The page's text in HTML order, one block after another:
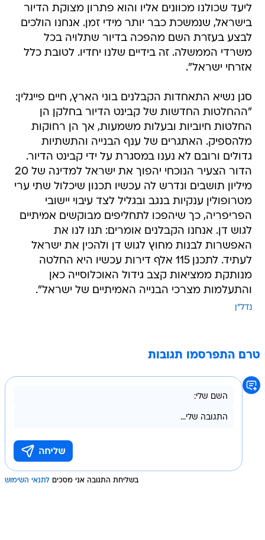
ליעד שכולנו מכוונים אליו והוא פתרון מצוקת הדיור
בישראל, שנמשכת כבר יותר מידי זמן. אנחנו הולכים
לבצע בעזרת השם מהפכה בדיור שתלויה בכל
משרדי הממשלה. זה בידיים שלנו יחדיו. לטובת כלל
אזרחי ישראל".
סגן נשיא התאחדות הקבלנים בוני הארץ, חיים פייגלין:
"ההחלטות החדשות של קבינט הדיור בחלקן הן
החלטות חיוביות ובעלות משמעות, אך הן רחוקות
מלהספיק. האתגרים של ענף הבנייה והתשתיות
גדולים ורובם לא נענו במסגרת על ידי קבינט הדיור.
הדור הצעיר הנוכחי יהפוך את ישראל למדינה של 20
מיליון תושבים ונדרש לה עכשיו תכנון שיכלול שתי ערי
מטרופולין ענקיות בנגב ובגליל לצד עיבוי יישובי
הפריפריה, כך שיהפכו לתחליפים מבוקשים אמיתיים
לגוש דן. אנחנו הקבלנים אומרים: תנו לנו את
האפשרות לבנות מחוץ לגוש דן ולהכין את ישראל
לעתיד. לתכנן 115 אלף דירות עכשיו היא החלטה
מנותקת ממציאות קצב גידול האוכלוסייה כאן
והתעלמות מצרכי הבנייה האמיתיים של ישראל".
נדל"ן
טרם התפרסמו תגובות
בשליחת התגובה אני מסכים לתנאי השימוש